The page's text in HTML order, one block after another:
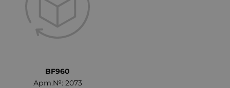
BF960
Арт.№: 2073